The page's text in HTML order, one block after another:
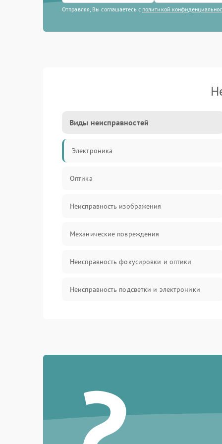
Отправляя, Вы соглашаетесь с политикой
Виды неисправностей
Электроника
Оптика
Неисправность изображения
Механические повреждения
Неисправность фокусировки и оптики
Неисправность подсветки и электроники
Управление
Корпус/Герметичность